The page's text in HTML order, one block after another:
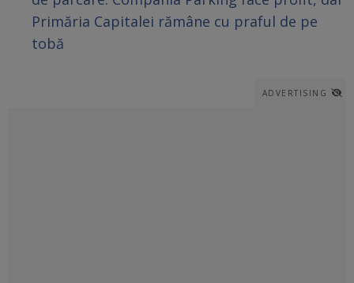
Primăria Capitalei rămâne cu praful de pe
tobă
ADVERTISING